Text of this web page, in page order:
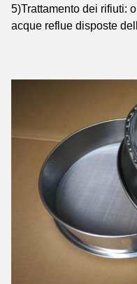
5)Trattamento dei rifiuti:
acque reflue disposte